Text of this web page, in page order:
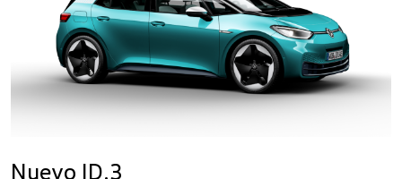
Nuevo ID.3